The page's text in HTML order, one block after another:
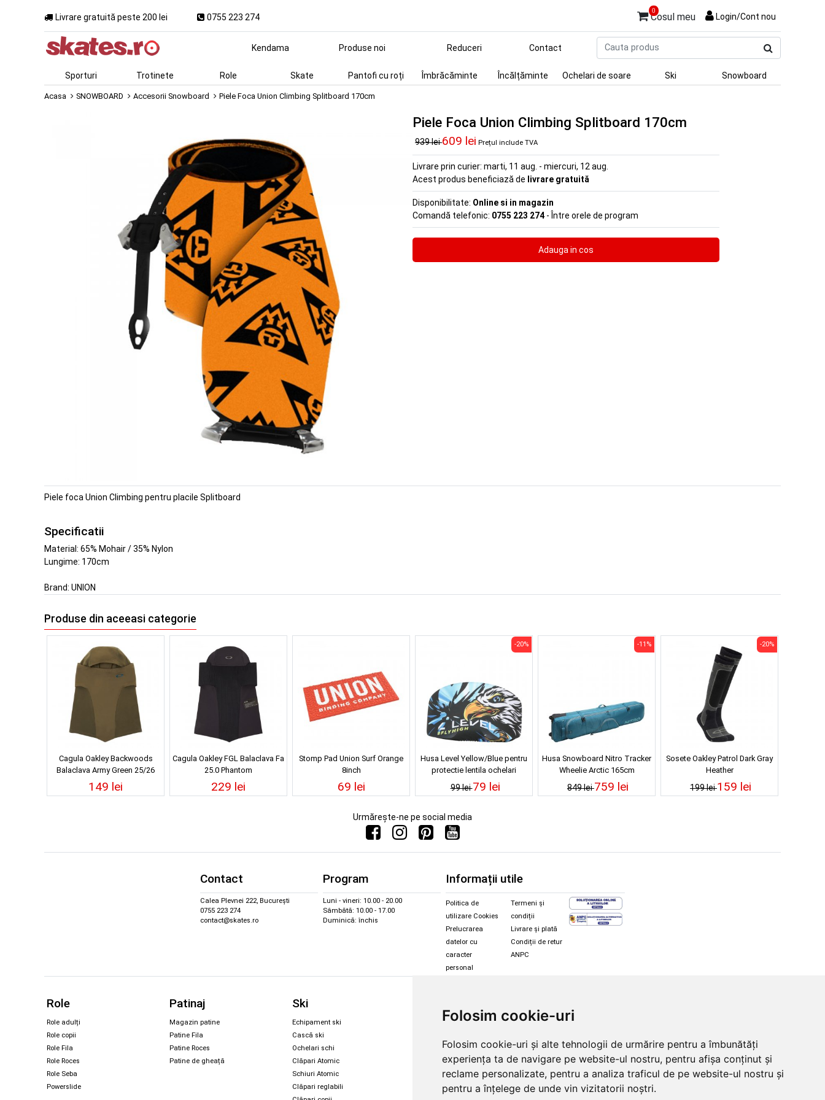
Folosim cookie-uri
Folosim cookie-uri și alte tehnologii de urmărire pentru a îmbunătăți
experiența ta de navigare pe website-ul nostru, pentru afișa conținut și
reclame personalizate, pentru a analiza traficul de pe website-ul nostru și
pentru a înțelege de unde vin vizitatorii noștri.
Livrare gratuită peste 200 lei 0755 223 274
0
Cosul meu Login/Cont nou
produs
Kendama Produse noi Reduceri Contact
Sporturi Trotinete Role Skate Pantofi cu roți Îmbrăcăminte Încălțăminte Ochelari de soare Ski Snowboard
Acasa SNOWBOARD Accesorii Snowboard Piele Foca Union Climbing Splitboard 170cm
Piele Foca Union Climbing Splitboard 170cm
939 lei609 lei Prețul include TVA
Livrare prin curier: marti, 11 aug. - miercuri, 12 aug.
Acest produs beneficiază de livrare gratuită
Disponibilitate: Online si in magazin
Comandă telefonic: 0755 223 274 - Între orele de program
Piele foca Union Climbing pentru placile Splitboard
Specificatii
Material: 65% Mohair / 35% Nylon
Lungime: 170cm
Brand: UNION
Produse din aceeasi categorie
Cagula Oakley Backwoods
Balaclava Army Green 25/26
149 lei
Cagula Oakley FGL Balaclava Fa
25.0 Phantom
229 lei
Stomp Pad Union Surf Orange
8inch
69 lei
Husa Level Yellow/Blue pentru
protectie lentila ochelari
99 lei
-20%
79 lei
Husa Snowboard Nitro Tracker
Wheelie Arctic 165cm
849 lei
-11%
759 lei
Sosete Oakley Patrol Dark Gray
Heather
199 lei
-20%
159 lei
Urmărește-ne pe social media
Contact
Calea Plevnei 222, București
0755 223 274
contact@skates.ro
Program
Luni - vineri: 10.00 - 20.00
Sâmbătă: 10.00 - 17.00
Duminică: închis
Informații utile
Politica de
utilizare Cookies
Prelucrarea
datelor cu
caracter
personal
Termeni și
condiții
Livrare și plată
Condiții de retur
ANPC
Role
Role adulți
Role copii
Role Fila
Role Roces
Role Seba
Powerslide
Patinaj
Magazin patine
Patine Fila
Patine Roces
Patine de gheață
Ski
Echipament ski
Cască ski
Ochelari schi
Clăpari Atomic
Schiuri Atomic
Clăpari reglabili
Magazin snowboard
Legături Rome SDS
Skate & longboard
Santa Cruz
Îmbrăcăminte schi și snowboard
Căști și ochelari Alpina
Ochelari Oakley
Ochelari Alpina
Ochelari de soare Oakley
Ochelari de soare Alpina
Intretinere manusi